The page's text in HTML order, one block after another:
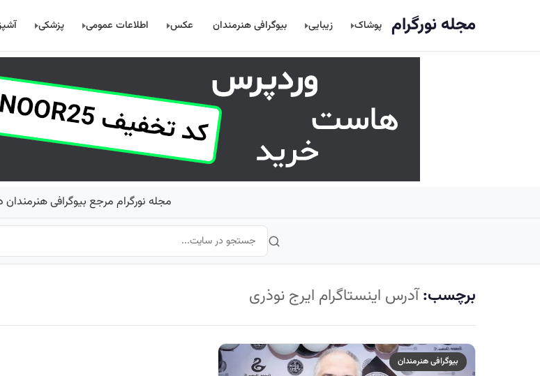
مجله نورگرام پوشاک زیبایی بیوگرافی هنرمندان عکس اطلاعات عمومی پزشکی
مجله نورگرام مرجع بیوگرافی هنرمندان
برچسب:آدرس اینستاگرام ایرج نوذری
بیوگرافی هنرمندان